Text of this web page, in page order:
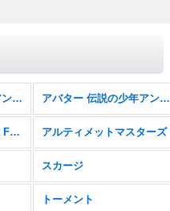
アバター 伝説の少年アン・エターナル使用可能カード アバター 伝説の少年アン・エターナル使用可能カード FOIL
ダブルマスターズ2022 FOIL アルティメットマスターズ
スカージ
トーメント